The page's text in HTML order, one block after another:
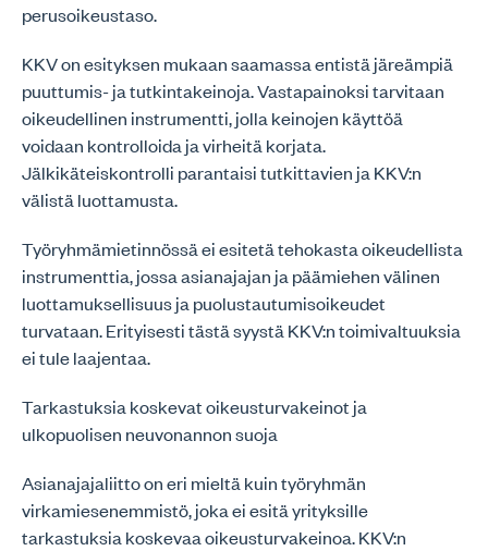
perusoikeustaso.
KKV on esityksen mukaan saamassa entistä järeämpiä
puuttumis- ja tutkintakeinoja. Vastapainoksi tarvitaan
oikeudellinen instrumentti, jolla keinojen käyttöä
voidaan kontrolloida ja virheitä korjata.
Jälkikäteiskontrolli parantaisi tutkittavien ja KKV:n
välistä luottamusta.
Työryhmämietinnössä ei esitetä tehokasta oikeudellista
instrumenttia, jossa asianajajan ja päämiehen välinen
luottamuksellisuus ja puolustautumisoikeudet
turvataan. Erityisesti tästä syystä KKV:n toimivaltuuksia
ei tule laajentaa.
Tarkastuksia koskevat oikeusturvakeinot ja
ulkopuolisen neuvonannon suoja
Asianajajaliitto on eri mieltä kuin työryhmän
virkamiesenemmistö, joka ei esitä yrityksille
tarkastuksia koskevaa oikeusturvakeinoa. KKV:n